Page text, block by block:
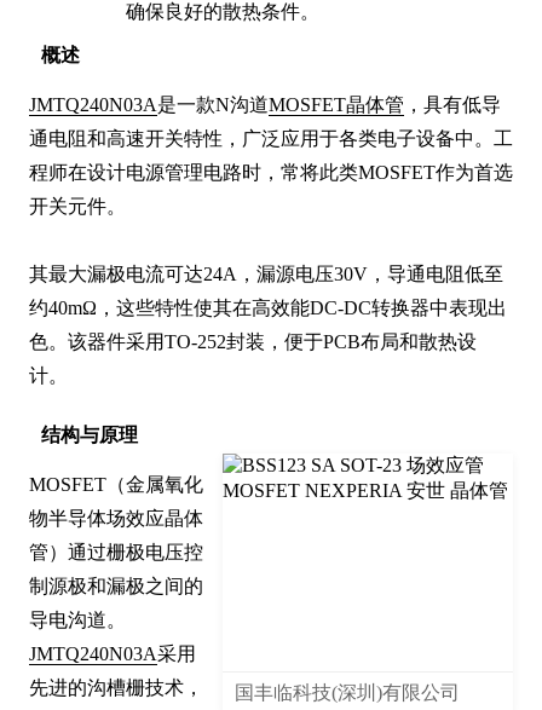
概述
JMTQ240N03A是一款N沟道MOSFET晶体管 ，具有低导
通电阻和高速开关特性，广泛应用于各类电子设备中。工
程师在设计电源管理电路时，常将此类MOSFET作为首选
开关元件。
其最大漏极电流可达24A，漏源电压30V，导通电阻低至
约40mΩ，这些特性使其在高效能DC-DC转换器中表现出
色。该器件采用TO-252封装，便于PCB布局和散热设
计。
结构与原理
国丰临科技(深圳)有限公司
MOSFET（金属氧化
物半导体场效应晶体
管）通过栅极电压控
制源极和漏极之间的
导电沟道。
JMTQ240N03A采用
先进的沟槽栅技术，
确保良好的散热条件。